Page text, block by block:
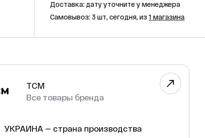
Доставка: дату уточните у менеджера
Самовывоз: 3 шт, сегодня, из 1 магазина
TCM
Все товары бренда
УКРАИНА — страна производства